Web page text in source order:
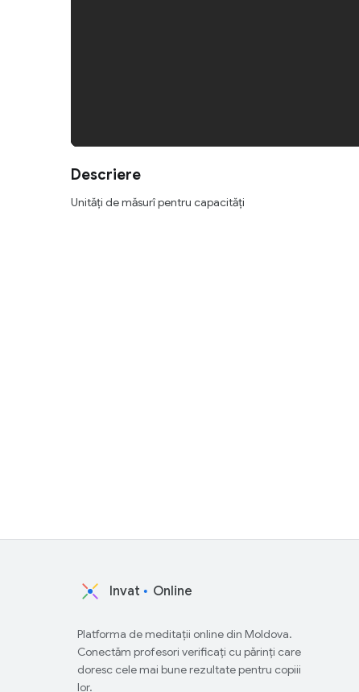
Descriere
Unități de măsurî pentru capacități
Invat Online
Platforma de meditații online din Moldova.
Conectăm profesori verificați cu părinți care
doresc cele mai bune rezultate pentru copiii
lor.